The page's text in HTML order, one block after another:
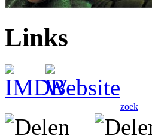
Links
zoek